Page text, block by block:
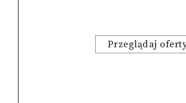
Przeglądaj